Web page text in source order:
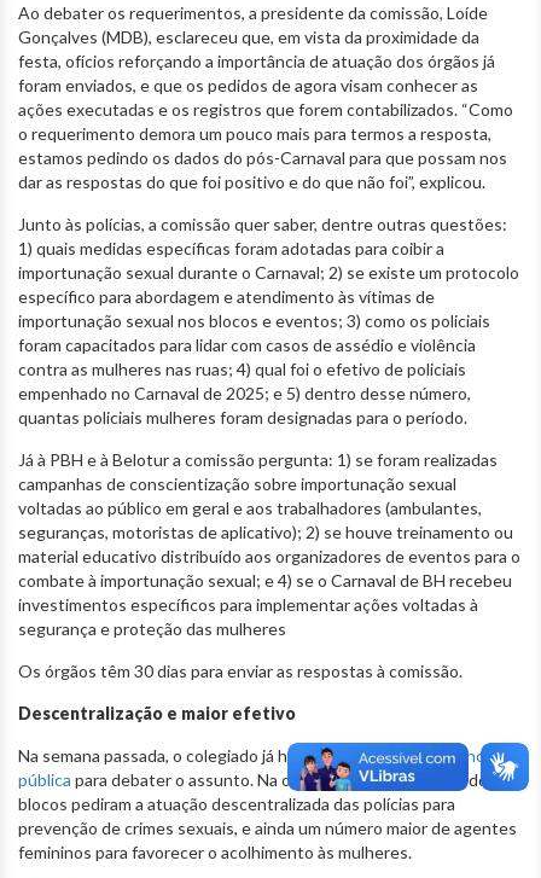
Ao debater os requerimentos, a presidente da comissão, Loíde
Gonçalves (MDB), esclareceu que, em vista da proximidade da
festa, ofícios reforçando a importância de atuação dos órgãos já
foram enviados, e que os pedidos de agora visam conhecer as
ações executadas e os registros que forem contabilizados. “Como
o requerimento demora um pouco mais para termos a resposta,
estamos pedindo os dados do pós-Carnaval para que possam nos
dar as respostas do que foi positivo e do que não foi”, explicou.
Junto às polícias, a comissão quer saber, dentre outras questões:
1) quais medidas específicas foram adotadas para coibir a
importunação sexual durante o Carnaval; 2) se existe um protocolo
específico para abordagem e atendimento às vítimas de
importunação sexual nos blocos e eventos; 3) como os policiais
foram capacitados para lidar com casos de assédio e violência
contra as mulheres nas ruas; 4) qual foi o efetivo de policiais
empenhado no Carnaval de 2025; e 5) dentro desse número,
quantas policiais mulheres foram designadas para o período.
Já à PBH e à Belotur a comissão pergunta: 1) se foram realizadas
campanhas de conscientização sobre importunação sexual
voltadas ao público em geral e aos trabalhadores (ambulantes,
seguranças, motoristas de aplicativo); 2) se houve treinamento ou
material educativo distribuído aos organizadores de eventos para o
combate à importunação sexual; e 4) se o Carnaval de BH recebeu
investimentos específicos para implementar ações voltadas à
segurança e proteção das mulheres
Os órgãos têm 30 dias para enviar as respostas à comissão.
Descentralização e maior efetivo
Na semana passada, o colegiado já havia realizado umaaudiência
pública para debater o assunto. Na ocasião, representantes dos
blocos pediram a atuação descentralizada das polícias para
prevenção de crimes sexuais, e ainda um número maior de agentes
femininos para favorecer o acolhimento às mulheres.